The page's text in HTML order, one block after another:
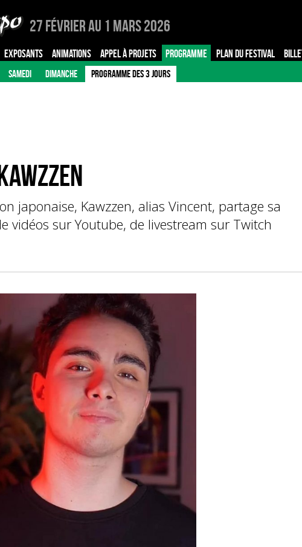
27 Février au 1 Mars 2026
EXPOSANTS ANIMATIONS APPEL À PROJETS PROGRAMME PLAN DU FESTIVAL
SAMEDI DIMANCHE PROGRAMME DES 3 JOURS
japonaise, Kawzzen, alias Vincent, partage sa
vidéos sur Youtube, de livestream sur Twitch